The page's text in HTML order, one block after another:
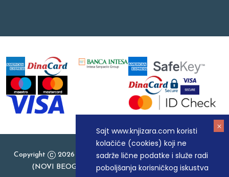
Sajt www.knjizara.com koristi
kolačiće (cookies) koji ne
sadrže lične podatke i služe radi
poboljšanja korisničkog iskustva
Copyright
2026 Knjizara.com - MAKART DOO BEOGRAD
(NOVI BEOGRAD), PIB: 105184104, MB: 20337524